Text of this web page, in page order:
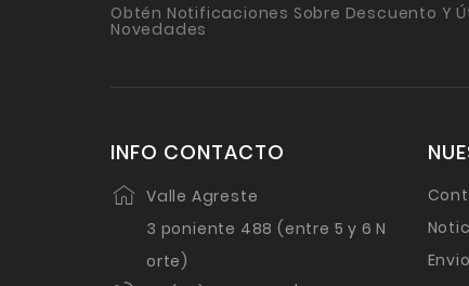
Obtén Notificaciones Sobre Descuento Y
Novedades
INFO CONTACTO
Valle Agreste
3 poniente 488 (entre 5 y 6 N
orte)